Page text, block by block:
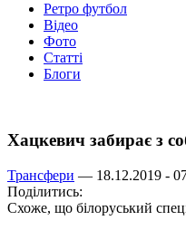
Ретро футбол
Відео
Фото
Статті
Блоги
Хацкевич забирає з
Трансфери — 18.12.2019 -
Поділитись:
Схоже, що білоруський